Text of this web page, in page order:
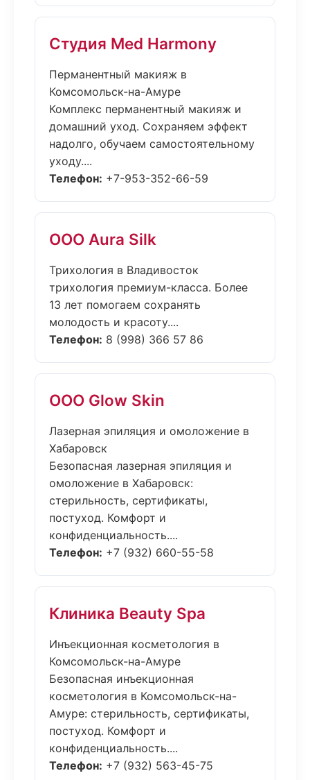
Студия Med Harmony
Перманентный макияж в
Комсомольск-на-Амуре
Комплекс перманентный макияж и
домашний уход. Сохраняем эффект
надолго, обучаем самостоятельному
уходу....
Телефон: +7-953-352-66-59
ООО Aura Silk
Трихология в Владивосток
трихология премиум-класса. Более
13 лет помогаем сохранять
молодость и красоту....
Телефон: 8 (998) 366 57 86
ООО Glow Skin
Лазерная эпиляция и омоложение в
Хабаровск
Безопасная лазерная эпиляция и
омоложение в Хабаровск:
стерильность, сертификаты,
постуход. Комфорт и
конфиденциальность....
Телефон: +7 (932) 660-55-58
Клиника Beauty Spa
Инъекционная косметология в
Комсомольск-на-Амуре
Безопасная инъекционная
косметология в Комсомольск-на-
Амуре: стерильность, сертификаты,
постуход. Комфорт и
конфиденциальность....
Телефон: +7 (932) 563-45-75